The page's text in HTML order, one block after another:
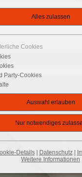
Cookies
Party-Cookies
Details| Datenschutz|
Weitere Informationen